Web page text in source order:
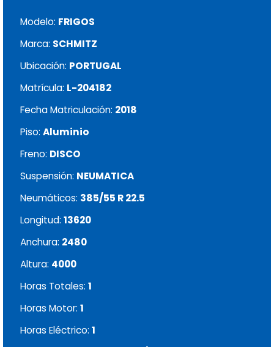
Modelo: FRIGOS
Marca: SCHMITZ
Ubicación: PORTUGAL
Matrícula: L-204182
Fecha Matriculación: 2018
Piso: Aluminio
Freno: DISCO
Suspensión: NEUMATICA
Neumáticos: 385/55 R 22.5
Longitud: 13620
Anchura: 2480
Altura: 4000
Horas Totales: 1
Horas Motor: 1
Horas Eléctrico: 1